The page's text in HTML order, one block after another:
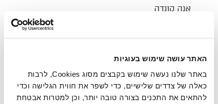
האתר עושה שימוש בעוגיות
באתר שלנו נעשה שימוש בקבצים מסוג Cookies, לרבות
כאלה של צדדים שלישיים, כדי לשפר את חווית הגלישה וכדי
להתאים את התכנים בצורה טובה יותר, וכן למטרות אבטחת
אנה קונדה
לבני/בנות 4 ומעלה ולכל המשפחה
כניסת קהל כחצי שעה בלבד לפני תחילת המופעים |
מספר המקומות מוגבל | הקדימו להזמין כרטיסים |
כדי שכולם יוכלו לבוא וליהנות איתנו, מופעי הפסטיבל
נגישים גם לצופים שהם אנשים עם מוגבלות. לנוחותכם